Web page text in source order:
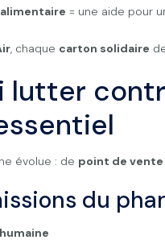
= une aide pour
, chaque carton solidaire
lutter
évolue : de point de vente
du